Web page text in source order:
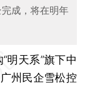
成，将在明年
明天系”旗下中
州民企雪松控